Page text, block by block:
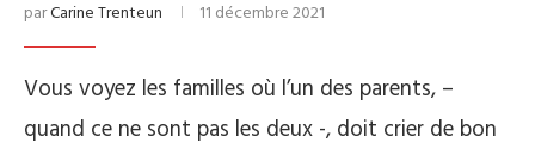
parCarine Trenteun 11 décembre 2021
Vous voyez les familles où l’un des parents, –
quand ce ne sont pas les deux -, doit crier de bon